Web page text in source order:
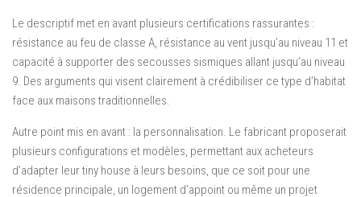
Le descriptif met en avant plusieurs certifications rassurantes :
résistance au feu de classe A, résistance au vent jusqu’au niveau 11 et
capacité à supporter des secousses sismiques allant jusqu’au niveau
9. Des arguments qui visent clairement à crédibiliser ce type d’habitat
face aux maisons traditionnelles.
Autre point mis en avant : la personnalisation. Le fabricant proposerait
plusieurs configurations et modèles, permettant aux acheteurs
d’adapter leur tiny house à leurs besoins, que ce soit pour une
résidence principale, un logement d’appoint ou même un projet